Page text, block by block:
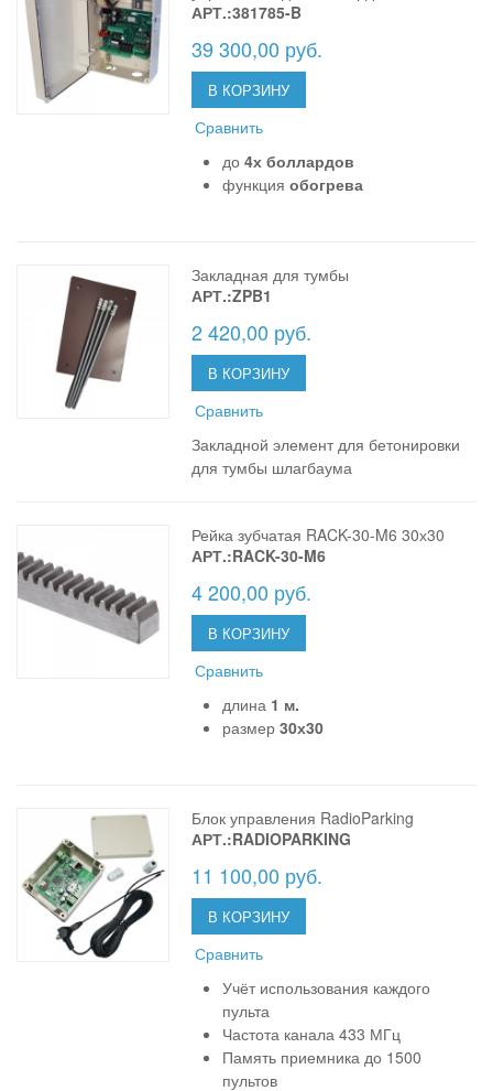
АРТ.:381785-B
39 300,00 руб.
В КОРЗИНУ
Сравнить
до4х боллардов
функция обогрева
Закладная для тумбы
АРТ.:ZPB1
2 420,00 руб.
В КОРЗИНУ
Сравнить
Закладной элемент для бетонировки
для тумбы шлагбаума
Рейка зубчатая RACK-30-M6 30х30
АРТ.:RACK-30-M6
4 200,00 руб.
В КОРЗИНУ
Сравнить
длина 1 м.
размер30х30
Блок управления RadioParking
АРТ.:RADIOPARKING
11 100,00 руб.
В КОРЗИНУ
Сравнить
Учёт использования каждого
пульта
Частота канала 433 МГц
Память приемника до 1500
пультов